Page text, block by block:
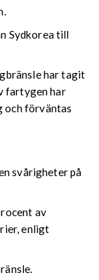
Sydkorea till
har tagit
fartygen har
och förväntas
svårigheter på
av
enligt